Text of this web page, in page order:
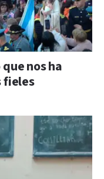
nos ha
fieles